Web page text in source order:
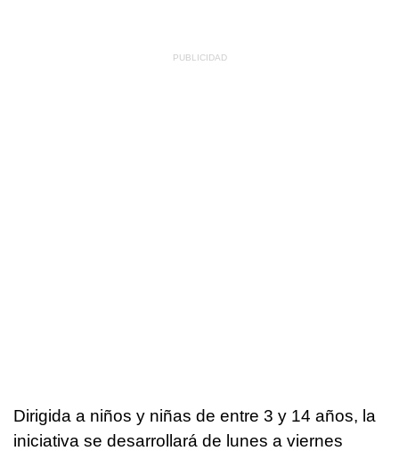
Dirigida a niños y niñas de entre 3 y 14 años, la
iniciativa se desarrollará de lunes a viernes